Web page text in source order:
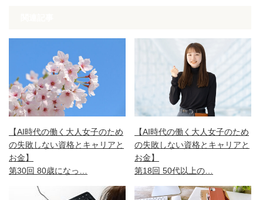
【AI時代の働く大人女子のため
の失敗しない資格とキャリアと
お金】
第30回 80歳になっ…
【AI時代の働く大人女子のため
の失敗しない資格とキャリアと
お金】
第18回 50代以上の…